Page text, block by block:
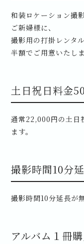
和装ロケーション撮
ご新婦様に、
撮影用の打掛レンタ
半額でご用意いたし
土日祝日料金
通常22,000円の土日
ます。
撮影時間10分
撮影時間10分延長が
アルバム１冊